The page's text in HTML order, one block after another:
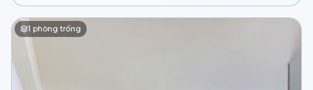
1 phòng trống